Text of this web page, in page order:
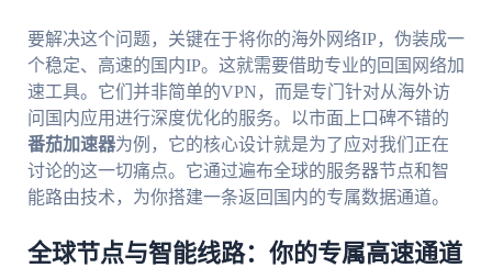
要解决这个问题，关键在于将你的海外网络IP，伪装成一
个稳定、高速的国内IP。这就需要借助专业的回国网络加
速工具。它们并非简单的VPN，而是专门针对从海外访
问国内应用进行深度优化的服务。以市面上口碑不错的
番茄加速器为例，它的核心设计就是为了应对我们正在
讨论的这一切痛点。它通过遍布全球的服务器节点和智
能路由技术，为你搭建一条返回国内的专属数据通道。
全球节点与智能线路：你的专属高速通道